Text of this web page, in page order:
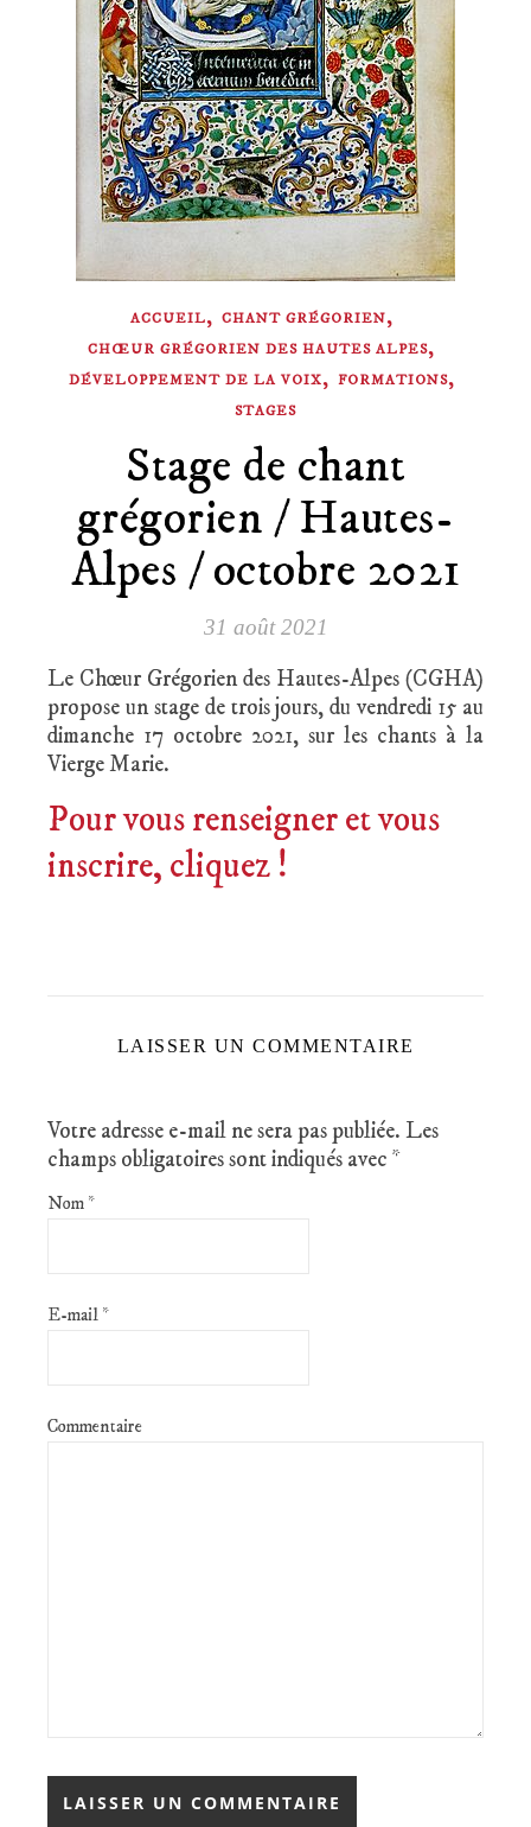
ACCUEIL, CHANT GRÉGORIEN,
CHŒUR GRÉGORIEN DES HAUTES ALPES,
DÉVELOPPEMENT DE LA VOIX, FORMATIONS,
STAGES
Stage de chant
grégorien / Hautes-
Alpes / octobre 2021
31 août 2021
Le Chœur Grégorien des Hautes-Alpes (CGHA)
propose un stage de trois jours, du vendredi 15 au
dimanche 17 octobre 2021, sur les chants à la
Vierge Marie.
Pour vous renseigner et vous
inscrire, cliquez !
LAISSER UN COMMENTAIRE
Votre adresse e-mail ne sera pas publiée. Les
champs obligatoires sont indiqués avec *
Nom *
E-mail *
Commentaire